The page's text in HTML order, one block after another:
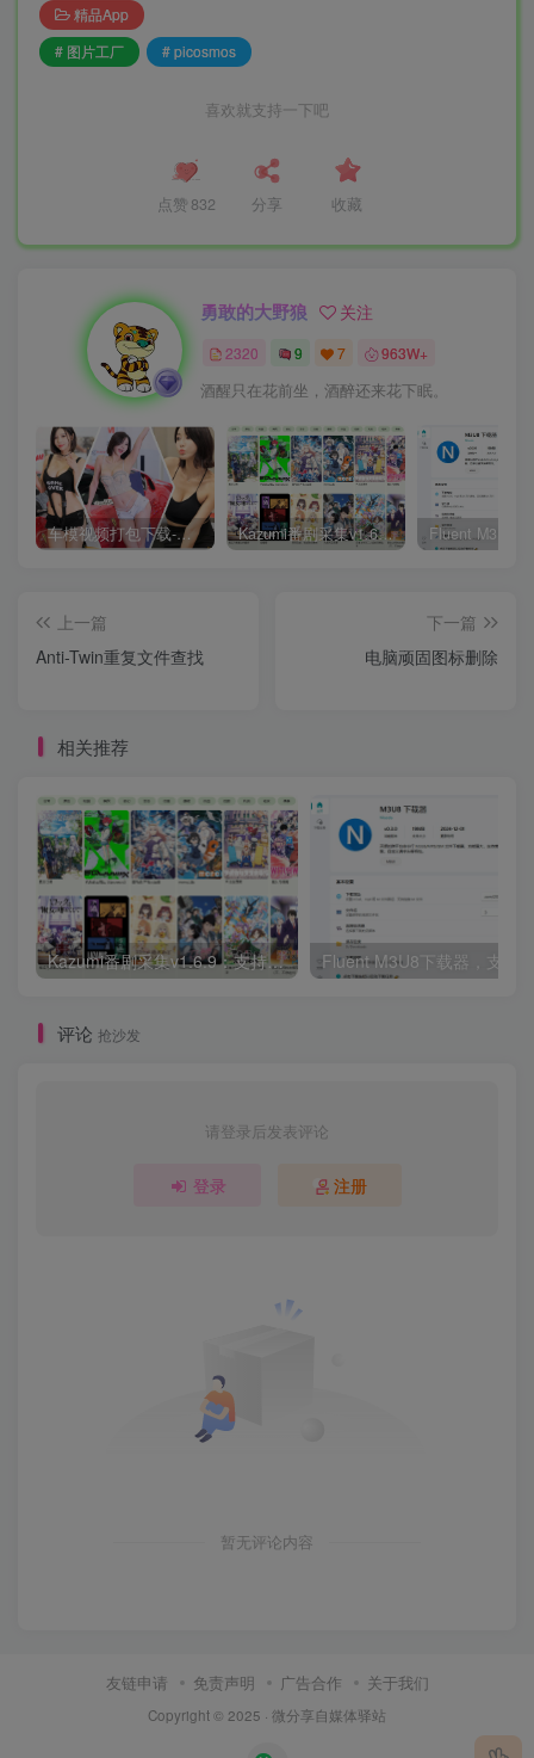
精品App
# 图片工厂
# picosmos
喜欢就支持一下吧
点赞 832 分享 收藏
勇敢的大野狼 关注
2320 9 7 963W+
酒醒只在花前坐，酒醉还来花下眠。
车模视频打包下载-高清无水印版 Kazumi番剧采集v1.6.9：支持自定义规则+在线观看+弹幕，跨平台下载
上一篇
Anti-Twin重复文件查找
下一篇
电脑顽固图标删除
相关推荐
Kazumi番剧采集v1.6.9：支持自定义规则+在线观看+弹幕，跨平台下载 Fluent M3U8下载器，支持
评论 抢沙发
请登录后发表评论
登录 注册
暂无评论内容
友链申请 免责声明 广告合作 关于我们
Copyright © 2025 · 微分享自媒体驿站